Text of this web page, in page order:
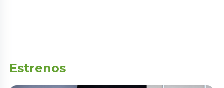
Estrenos